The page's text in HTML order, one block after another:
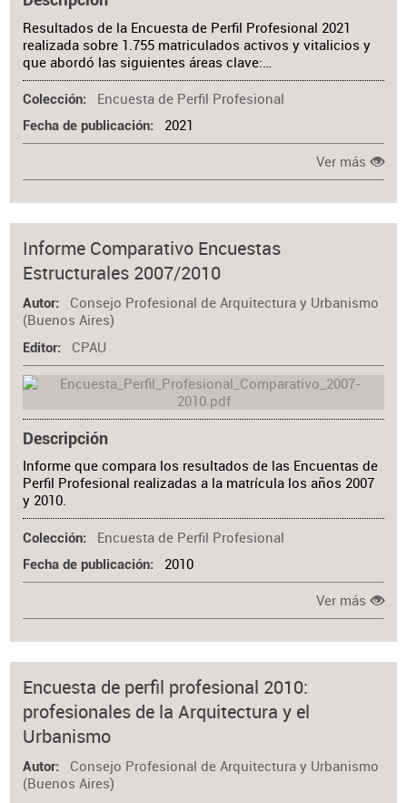
Resultados de la Encuesta de Perfil Profesional 2021
realizada sobre 1.755 matriculados activos y vitalicios y
que abordó las siguientes áreas clave:…
Colección Encuesta de Perfil Profesional
Fecha de publicación 2021
Ver más
Informe Comparativo Encuestas
Estructurales 2007/2010
Autor
Consejo Profesional de Arquitectura y Urbanismo
(Buenos Aires)
Editor CPAU
Descripción
Informe que compara los resultados de las Encuentas de
Perfil Profesional realizadas a la matrícula los años 2007
y 2010.
Colección Encuesta de Perfil Profesional
Fecha de publicación 2010
Ver más
Encuesta de perfil profesional 2010:
profesionales de la Arquitectura y el
Urbanismo
Autor
Consejo Profesional de Arquitectura y Urbanismo
(Buenos Aires)